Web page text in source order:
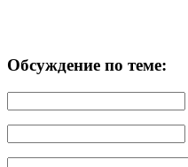
Обсуждение по теме: